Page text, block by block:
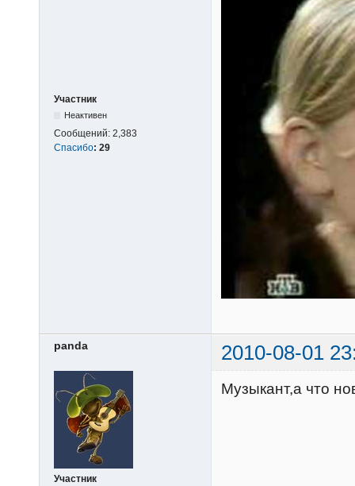
Участник
Неактивен
Сообщений: 2,383
Спасибо: 29
panda 2010-08-01
Участник
Музыкант,а что